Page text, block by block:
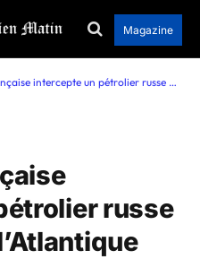
Magazine
un pétrolier russe suspect dans l’Atlantique
russe